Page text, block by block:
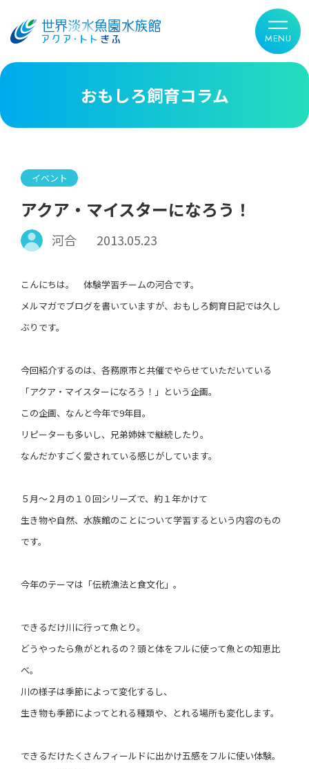
おもしろ飼育コラム
イベント
アクア・マイスターになろう！
河合 2013.05.23
こんにちは。 体験学習チームの河合です。
メルマガでブログを書いていますが、おもしろ飼育日記では久し
ぶりです。
今回紹介するのは、各務原市と共催でやらせていただいている
「アクア・マイスターになろう！」という企画。
この企画、なんと今年で9年目。
リピーターも多いし、兄弟姉妹で継続したり。
なんだかすごく愛されている感じがしています。
５月～２月の１０回シリーズで、約１年かけて
生き物や自然、水族館のことについて学習するという内容のもの
です。
今年のテーマは「伝統漁法と食文化」。
できるだけ川に行って魚とり。
どうやったら魚がとれるの？頭と体をフルに使って魚との知恵比
べ。
川の様子は季節によって変化するし、
生き物も季節によってとれる種類や、とれる場所も変化します。
できるだけたくさんフィールドに出かけ五感をフルに使い体験。